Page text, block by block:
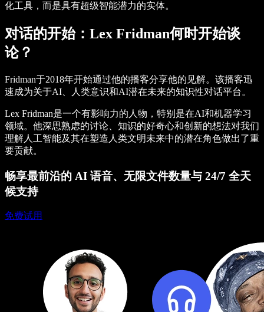
化工具，而是具有超级智能潜力的实体。
对话的开始：Lex Fridman何时开始谈
论？
Fridman于2018年开始通过他的播客分享他的见解。该播客迅
速成为关于AI、人类意识和AI潜在未来的知识性对话平台。
Lex Fridman是一个有影响力的人物，特别是在AI和机器学习
领域。他深思熟虑的讨论、知识的好奇心和创新的想法对我们
理解人工智能及其在塑造人类文明未来中的潜在角色做出了重
要贡献。
畅享最前沿的 AI 语音、无限文件数量与 24/7 全天
候支持
免费试用